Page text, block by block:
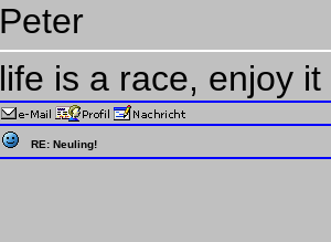
Peter
life is a race, enjoy it
RE: Neuling!